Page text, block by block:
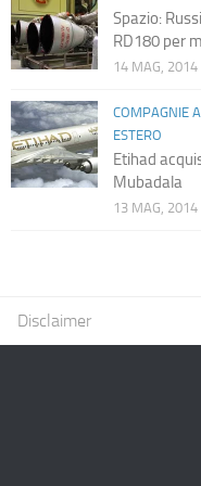
Spazio:
RD180 per
14 MAG, 2014
COMPAGNIE
ESTERO
Etihad
Mubadala
13 MAG, 2014
Disclaimer